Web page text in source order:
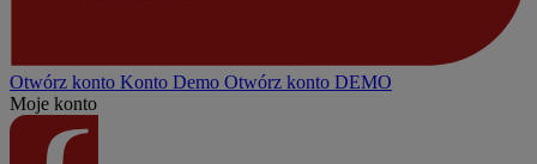
Otwórz konto Konto Demo Otwórz konto DEMO
Moje konto